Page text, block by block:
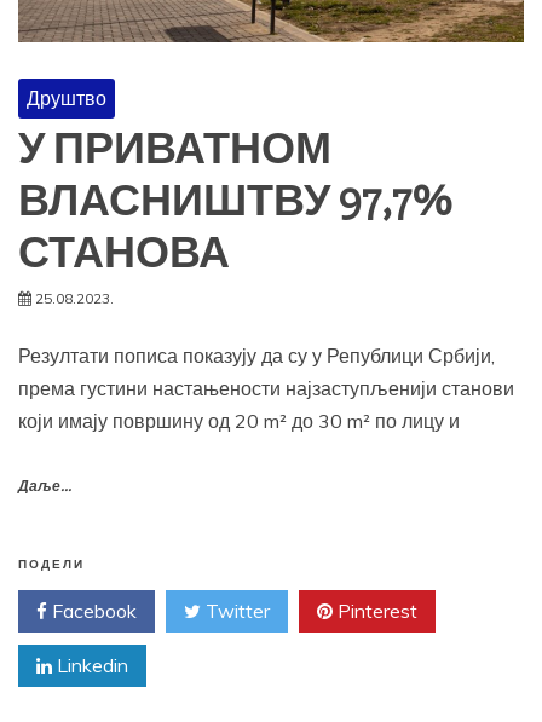
Друштво
У ПРИВАТНОМ
ВЛАСНИШТВУ 97,7%
СТАНОВА
25.08.2023.
Резултати пописа показују да су у Републици Србији,
према густини настањености најзаступљенији станови
који имају површину од 20 m² до 30 m² по лицу и
Даље...
ПОДЕЛИ
Facebook Twitter Pinterest
Linkedin